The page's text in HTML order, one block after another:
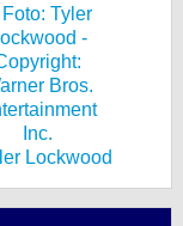
Lockwood